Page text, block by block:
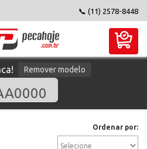
📞 (11) 2578-8448
Remover modelo
Ordenar por: